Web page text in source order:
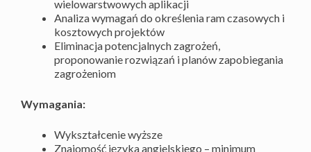
wielowarstwowych aplikacji
Analiza wymagań do określenia ram czasowych i
kosztowych projektów
Eliminacja potencjalnych zagrożeń,
proponowanie rozwiązań i planów zapobiegania
zagrożeniom
Wymagania:
Wykształcenie wyższe
Znajomość języka angielskiego – minimum